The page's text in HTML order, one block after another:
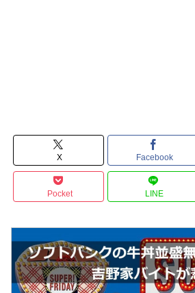
X Facebook
Pocket LINE